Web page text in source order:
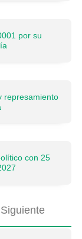
por su
represamiento
con 25
Siguiente